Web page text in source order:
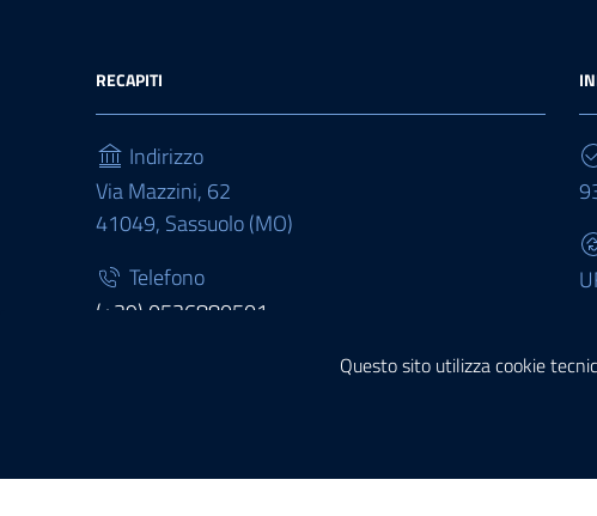
Questo sito utilizza cookie
RECAPITI
Indirizzo
Via Mazzini, 62
41049, Sassuolo (MO)
Telefono
(+39) 0536880501